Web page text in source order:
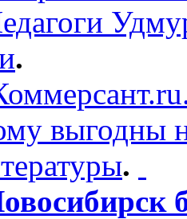
.
выгодны
.